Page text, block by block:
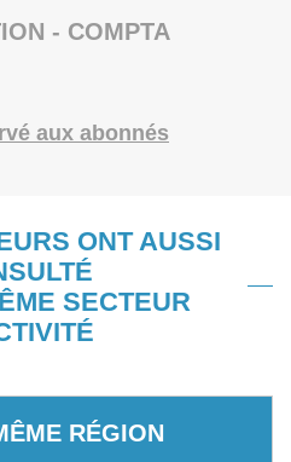
- COMPTA
aux abonnés
ONT AUSSI
SECTEUR
RÉGION